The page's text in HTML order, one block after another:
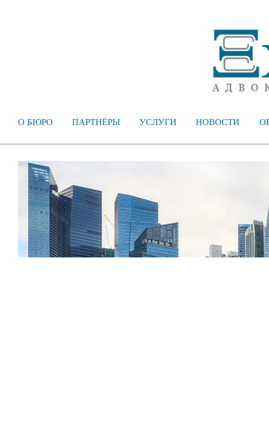
О БЮРО ПАРТНЁРЫ УСЛУГИ НОВОСТИ